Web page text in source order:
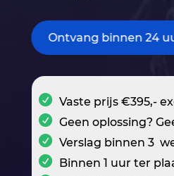
Ontvang binnen 24
Vaste prijs €395,-
Geen oplossing?
Verslag binnen 3
Binnen 1 uur ter